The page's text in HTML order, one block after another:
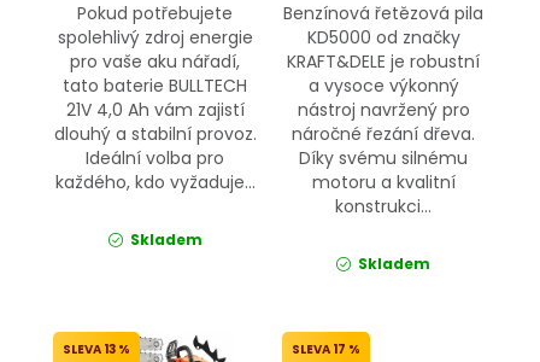
Pokud potřebujete
spolehlivý zdroj energie
pro vaše aku nářadí,
tato baterie BULLTECH
21V 4,0 Ah vám zajistí
dlouhý a stabilní provoz.
Ideální volba pro
každého, kdo vyžaduje...
Skladem
Benzínová řetězová pila
KD5000 od značky
KRAFT&DELE je robustní
a vysoce výkonný
nástroj navržený pro
náročné řezání dřeva.
Díky svému silnému
motoru a kvalitní
konstrukci...
Skladem
13 % 17 %